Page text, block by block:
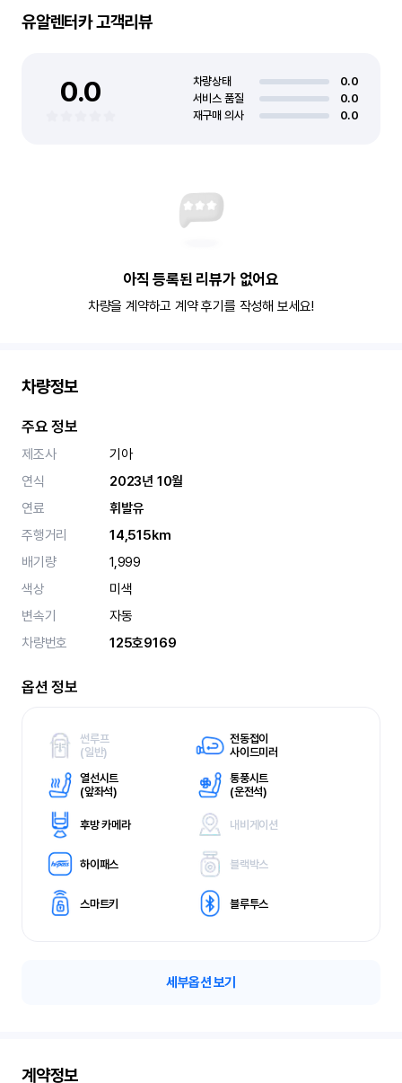
유알렌터카고객리뷰
0.0 차량상태
0.0
서비스 품질
0.0
재구매 의사
0.0
아직 등록된 리뷰가 없어요
차량을 계약하고 계약 후기를 작성해 보세요!
차량정보
주요 정보
제조사
기아
연식
2023년 10월
연료
휘발유
주행거리
14,515km
배기량
1,999
색상
미색
변속기
자동
차량번호
125호9169
옵션 정보
썬루프
(일반)
전동접이
사이드미러
열선시트
(앞좌석)
통풍시트
(운전석)
후방 카메라 내비게이션
하이패스 블랙박스
스마트키 블루투스
세부옵션 보기
계약정보